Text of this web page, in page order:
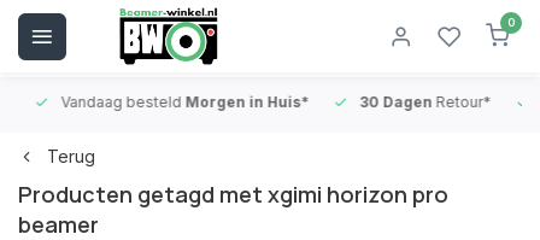
0
Vandaag besteldMorgen in Huis* 30 DagenRetour*
Terug
Producten getagd met xgimi horizon pro
beamer